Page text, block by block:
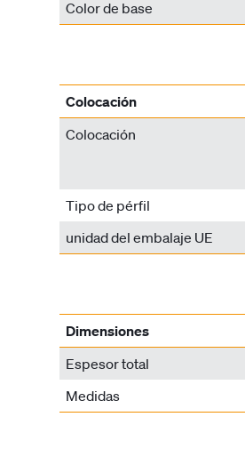
Color de base
Colocación
Colocación
Tipo de pérfil
unidad del embalaje UE
Dimensiones
Espesor total
Medidas